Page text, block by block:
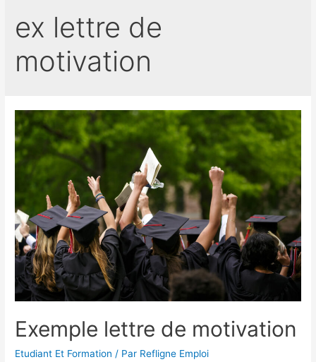
ex lettre de
motivation
Exemple lettre de motivation
Etudiant Et Formation / Par Refligne Emploi